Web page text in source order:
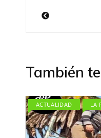
También
ACTUALIDAD LA